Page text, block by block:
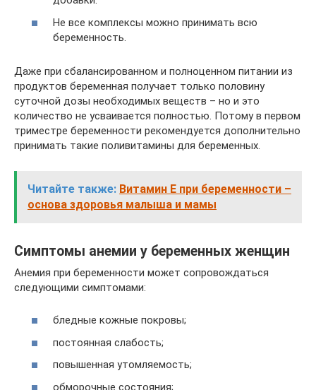
Не все комплексы можно принимать всю
беременность.
Даже при сбалансированном и полноценном питании из
продуктов беременная получает только половину
суточной дозы необходимых веществ – но и это
количество не усваивается полностью. Потому в первом
триместре беременности рекомендуется дополнительно
принимать такие поливитамины для беременных.
Читайте также: Витамин E при беременности –
основа здоровья малыша и мамы
Симптомы анемии у беременных женщин
Анемия при беременности может сопровождаться
следующими симптомами:
бледные кожные покровы;
постоянная слабость;
повышенная утомляемость;
обморочные состояния;